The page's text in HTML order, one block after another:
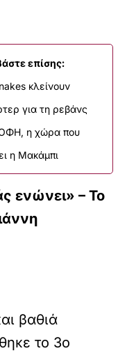
επίσης:
κλείνουν
για τη ρεβάνς
η χώρα που
η Μακάμπι
ενώνει» – Το
βαθιά
το 3ο